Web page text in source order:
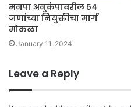
मनपा अनुकंपावरील ५४
जणांच्या नियुक्तीचा मार्ग
मोकळा
January 11, 2024
Leave a Reply